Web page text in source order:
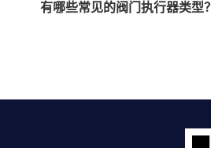
有哪些常见的阀门执行器‍类型？